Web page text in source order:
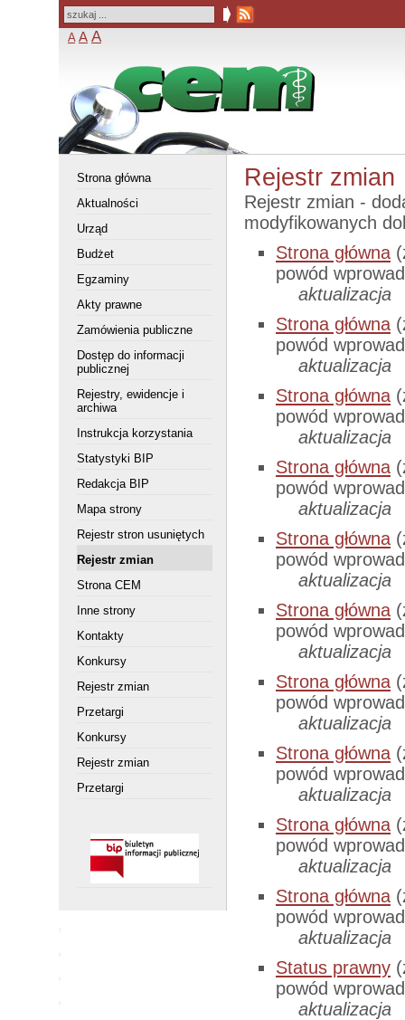
A A A
Strona główna
Aktualności
Urząd
Budżet
Egzaminy
Akty prawne
Zamówienia publiczne
Dostęp do informacji
publicznej
Rejestry, ewidencje i
archiwa
Instrukcja korzystania
Statystyki BIP
Redakcja BIP
Mapa strony
Rejestr stron usuniętych
Rejestr zmian
Strona CEM
Inne strony
Kontakty
Konkursy
Rejestr zmian
Przetargi
Konkursy
Rejestr zmian
Przetargi
Rejestr zmian
Rejestr zmian -
modyfikowanych
Strona główna
powód
aktualizacja
Strona główna
powód
aktualizacja
Strona główna
powód
aktualizacja
Strona główna
powód
aktualizacja
Strona główna
powód
aktualizacja
Strona główna
powód
aktualizacja
Strona główna
powód
aktualizacja
Strona główna
powód
aktualizacja
Strona główna
powód
aktualizacja
Strona główna
powód
aktualizacja
Status prawny
powód
aktualizacja